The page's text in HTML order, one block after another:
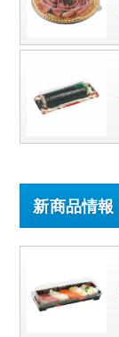
新商品情報